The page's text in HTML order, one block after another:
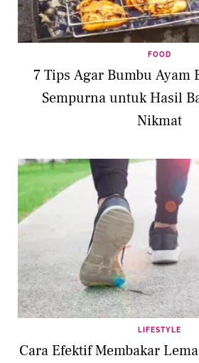
FOOD
7 Tips Agar Bumbu Ayam
Sempurna untuk Hasil
Nikmat
LIFESTYLE
Cara Efektif Membakar